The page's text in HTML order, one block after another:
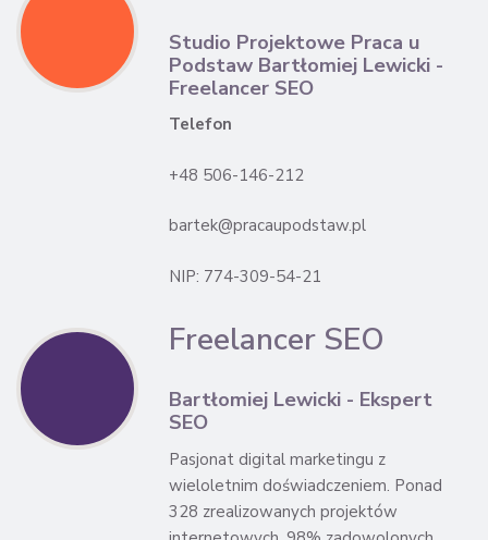
Studio Projektowe Praca u
Podstaw Bartłomiej Lewicki -
Freelancer SEO
Telefon
+48 506-146-212
bartek@pracaupodstaw.pl
NIP: 774-309-54-21
Freelancer SEO
Bartłomiej Lewicki - Ekspert
SEO
Pasjonat digital marketingu z
wieloletnim doświadczeniem. Ponad
328 zrealizowanych projektów